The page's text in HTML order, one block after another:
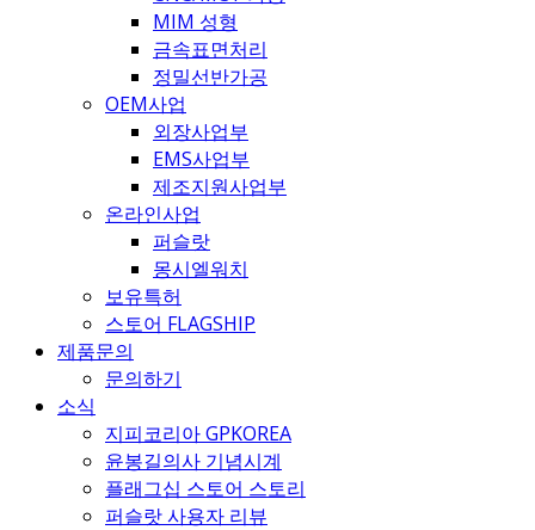
MIM 성형
금속표면처리
정밀선반가공
OEM사업
외장사업부
EMS사업부
제조지원사업부
온라인사업
퍼슬랏
몽시엘워치
보유특허
스토어 FLAGSHIP
제품문의
문의하기
소식
지피코리아 GPKOREA
윤봉길의사 기념시계
플래그십 스토어 스토리
퍼슬랏 사용자 리뷰